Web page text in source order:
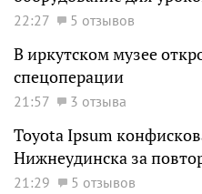
22:27 5 отзывов
В иркутском музее
спецоперации
21:57 3 отзыва
Toyota Ipsum
Нижнеудинска за
21:29 5 отзывов